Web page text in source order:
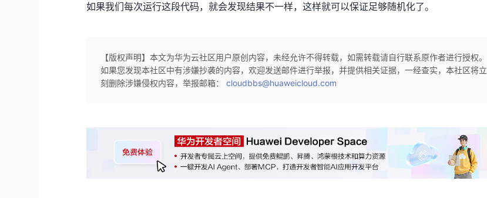
如果我们每次运行这段代码，就会发现结果不一样，这样就可以保证足够随机化了。
【版权声明】本文为华为云社区用户原创内容，未经允许不得转载，如需转载请自行联系原作者进行授权。
如果您发现本社区中有涉嫌抄袭的内容，欢迎发送邮件进行举报，并提供相关证据，一经查实，本社区将立
刻删除涉嫌侵权内容，举报邮箱：cloudbbs@huaweicloud.com